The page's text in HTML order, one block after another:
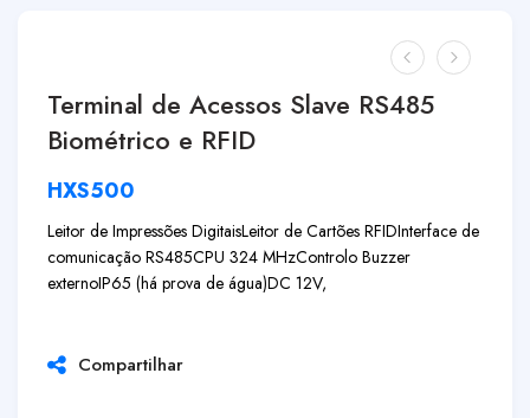
Terminal de Acessos Slave RS485
Biométrico e RFID
HXS500
Leitor de Impressões DigitaisLeitor de Cartões RFIDInterface de
comunicação RS485CPU 324 MHzControlo Buzzer
externoIP65 (há prova de água)DC 12V,
Compartilhar